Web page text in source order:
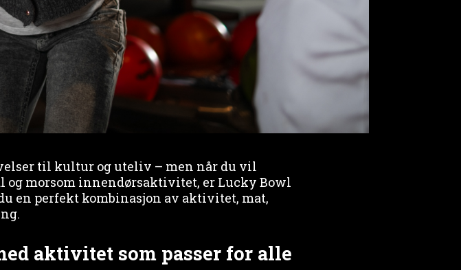
til kultur og uteliv – men når du vil
morsom innendørsaktivitet, er Lucky Bowl
en perfekt kombinasjon av aktivitet, mat,
aktivitet som passer for alle